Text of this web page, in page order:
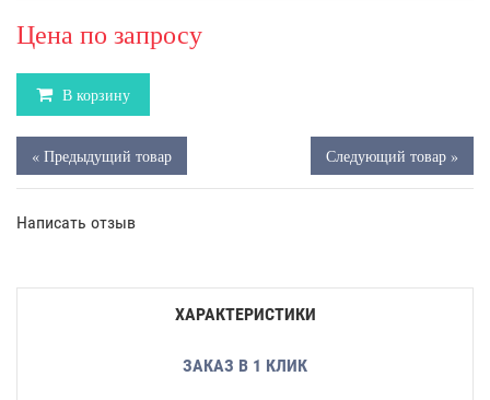
Цена по запросу
В корзину
« Предыдущий товар Следующий товар »
Написать отзыв
ХАРАКТЕРИСТИКИ
ЗАКАЗ В 1 КЛИК